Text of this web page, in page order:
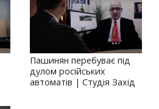
Пашинян перебуває під
дулом російських
автоматів | Студія Захід